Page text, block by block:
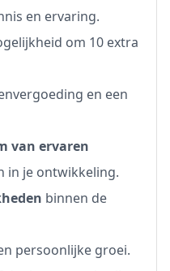
en ervaring.
om 10 extra
en een
van ervaren
in je ontwikkeling.
binnen de
persoonlijke groei.